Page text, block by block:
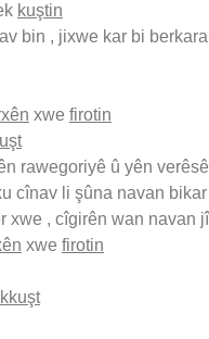
kuştin
bin , jixwe kar bi
xwe firotin
rawegoriyê û yên
cînav li şûna navan
xwe , cîgirên wan navan
xwe firotin